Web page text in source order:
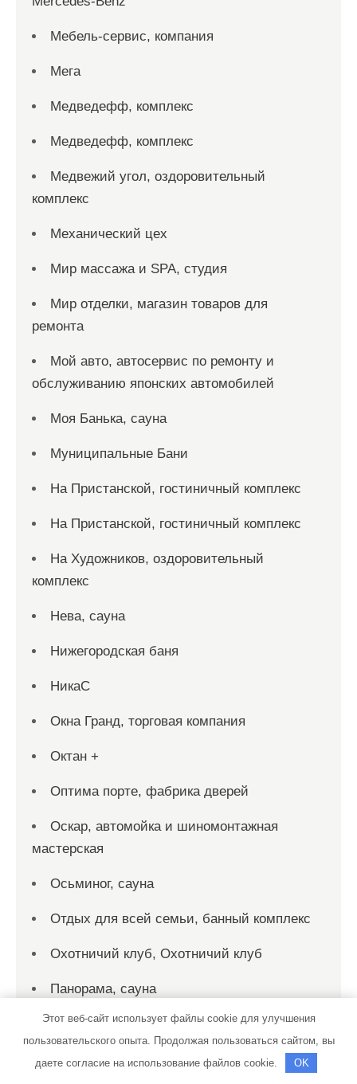
Мебель-сервис, компания
Мега
Медведефф, комплекс
Медведефф, комплекс
Медвежий угол, оздоровительный
комплекс
Механический цех
Мир массажа и SPA, студия
Мир отделки, магазин товаров для
ремонта
Мой авто, автосервис по ремонту и
обслуживанию японских автомобилей
Моя Банька, сауна
Муниципальные Бани
На Пристанской, гостиничный комплекс
На Пристанской, гостиничный комплекс
На Художников, оздоровительный
комплекс
Нева, сауна
Нижегородская баня
НикаС
Окна Гранд, торговая компания
Октан +
Оптима порте, фабрика дверей
Оскар, автомойка и шиномонтажная
мастерская
Осьминог, сауна
Отдых для всей семьи, банный комплекс
Охотничий клуб, Охотничий клуб
Панорама, сауна
Пахра, баня
Персона Стиль, спортивно-
Этот веб-сайт использует файлы cookie для улучшения
пользовательского опыта. Продолжая пользоваться сайтом, вы
даете согласие на использование файлов cookie.
OK